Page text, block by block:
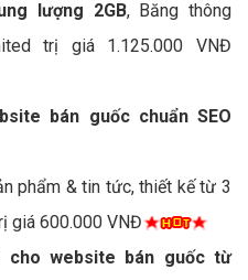
lượng 2GB, Băng thông
trị giá 1.125.000 VNĐ
bán guốc chuẩn SEO
phẩm & tin tức, thiết kế từ 3
giá 600.000 VNĐ
cho website bán guốc từ